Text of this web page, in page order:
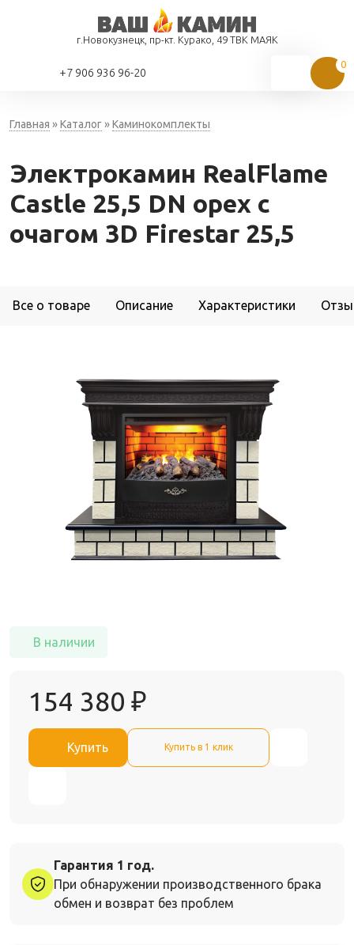
г.Новокузнецк, пр-кт. Курако, 49 ТВК МАЯК
+7 906 936 96-20
Главная »Каталог»Каминокомплекты
Электрокамин RealFlame
Castle 25,5 DN орех с
очагом 3D Firestar 25,5
Все о товаре Описание Характеристики
В наличии
154 380 ₽
Купить Купить в 1 клик
Гарантия 1 год.
При обнаружении производственного брака
обмен и возврат без проблем